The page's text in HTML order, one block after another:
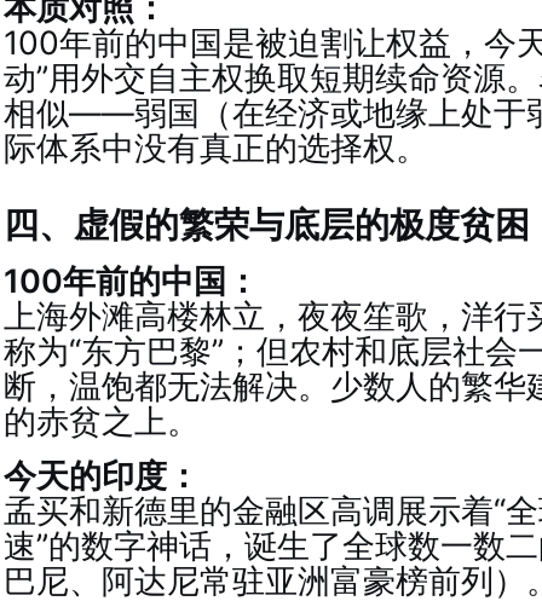
100年前的中国是被迫割让权益，今
动”用外交自主权换取短期续命资源
相似——弱国（在经济或地缘上处于
际体系中没有真正的选择权。
四、虚假的繁荣与底层的极度贫困
100年前的中国：
上海外滩高楼林立，夜夜笙歌，洋
称为“东方巴黎”；但农村和底层社会
断，温饱都无法解决。少数人的繁华
的赤贫之上。
今天的印度：
孟买和新德里的金融区高调展示着“
速”的数字神话，诞生了全球数一数
巴尼、阿达尼常驻亚洲富豪榜前列）